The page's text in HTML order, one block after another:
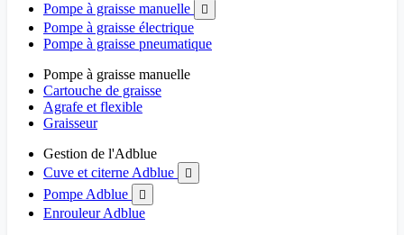
Pompe à graisse manuelle

Pompe à graisse électrique
Pompe à graisse pneumatique
Pompe à graisse manuelle
Cartouche de graisse
Agrafe et flexible
Graisseur
Gestion de l'Adblue
Cuve et citerne Adblue

Pompe Adblue 
Enrouleur Adblue